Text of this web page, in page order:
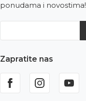
ponudama i novostima!
Zapratite nas